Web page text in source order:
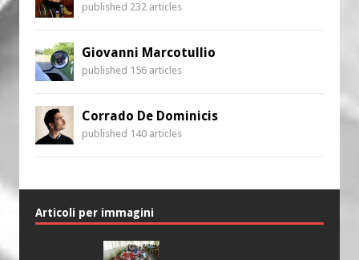
published 232 articles
Giovanni Marcotullio
published 156 articles
Corrado De Dominicis
published 140 articles
Articoli per immagini